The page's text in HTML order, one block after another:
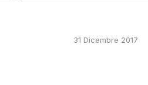
31 Dicembre 2017